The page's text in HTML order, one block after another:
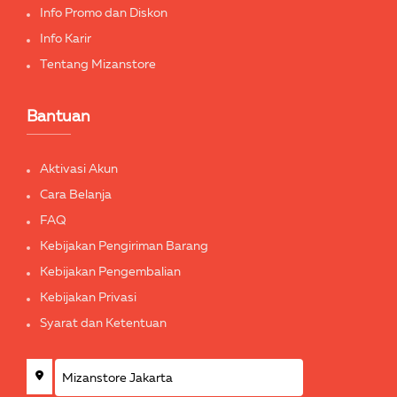
Info Promo dan Diskon
Info Karir
Tentang Mizanstore
Bantuan
Aktivasi Akun
Cara Belanja
FAQ
Kebijakan Pengiriman Barang
Kebijakan Pengembalian
Kebijakan Privasi
Syarat dan Ketentuan